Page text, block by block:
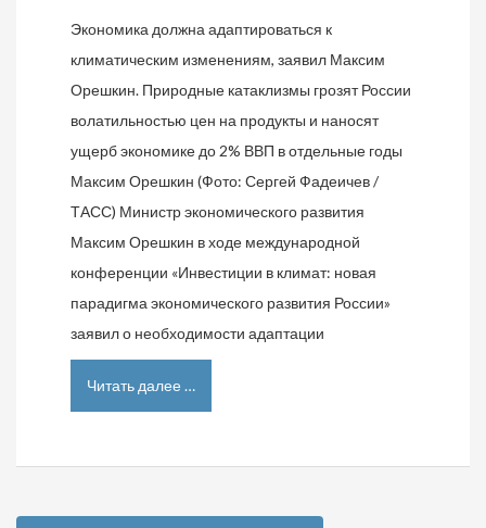
Экономика должна адаптироваться к
климатическим изменениям, заявил Максим
Орешкин. Природные катаклизмы грозят России
волатильностью цен на продукты и наносят
ущерб экономике до 2% ВВП в отдельные годы
Максим Орешкин (Фото: Сергей Фадеичев /
ТАСС) Министр экономического развития
Максим Орешкин в ходе международной
конференции «Инвестиции в климат: новая
парадигма экономического развития России»
заявил о необходимости адаптации
Читать далее …